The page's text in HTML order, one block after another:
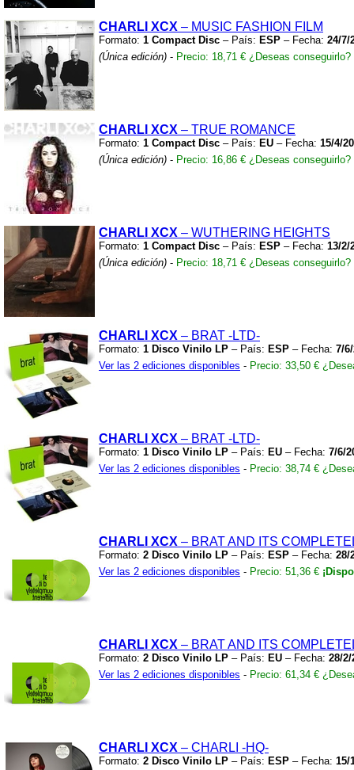
CHARLI XCX – MUSIC FASHION FILM
Formato: 1 Compact Disc – País: ESP – Fecha: 24/7/
(Única edición) - Precio: 18,71 € ¿Deseas conseguirlo?
CHARLI XCX – TRUE ROMANCE
Formato: 1 Compact Disc – País: EU – Fecha: 15/4/
(Única edición) - Precio: 16,86 € ¿Deseas conseguirlo?
CHARLI XCX – WUTHERING HEIGHTS
Formato: 1 Compact Disc – País: ESP – Fecha: 13/2/
(Única edición) - Precio: 18,71 € ¿Deseas conseguirlo?
CHARLI XCX – BRAT -LTD-
Formato: 1 Disco Vinilo LP – País: ESP – Fecha: 7/
Ver las 2 ediciones disponibles - Precio: 33,50 €
CHARLI XCX – BRAT -LTD-
Formato: 1 Disco Vinilo LP – País: EU – Fecha: 7/6/
Ver las 2 ediciones disponibles - Precio: 38,74 €
CHARLI XCX – BRAT AND ITS
Formato: 2 Disco Vinilo LP – País: ESP – Fecha: 28/
Ver las 2 ediciones disponibles - Precio: 51,36 €
CHARLI XCX – BRAT AND ITS
Formato: 2 Disco Vinilo LP – País: EU – Fecha: 28/2/
Ver las 2 ediciones disponibles - Precio: 61,34 €
CHARLI XCX – CHARLI -HQ-
Formato: 2 Disco Vinilo LP – País: ESP – Fecha: 15/